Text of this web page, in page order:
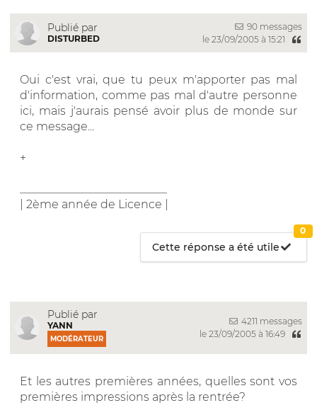
Publié par
DISTURBED
90 messages
le 23/09/2005 à 15:21
Oui c'est vrai, que tu peux m'apporter pas mal
d'information, comme pas mal d'autre personne
ici, mais j'aurais pensé avoir plus de monde sur
ce message...
+
| 2ème année de Licence |
Cette réponse a été utile
0
Publié par
YANN
MODÉRATEUR
4211 messages
le 23/09/2005 à 16:49
Et les autres premières années, quelles sont vos
premières impressions après la rentrée?